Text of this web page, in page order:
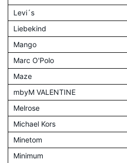
Levi´s
Liebekind
Mango
Marc O'Polo
Maze
mbyM VALENTINE
Melrose
Michael Kors
Minetom
Minimum